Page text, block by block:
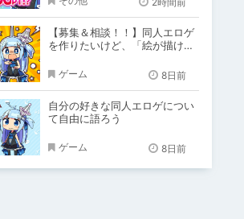
【募集＆相談！！】同人エロゲ
を作りたいけど、「絵が描けな
い！」
ゲーム 8日前
自分の好きな同人エロゲについ
て自由に語ろう
ゲーム 8日前